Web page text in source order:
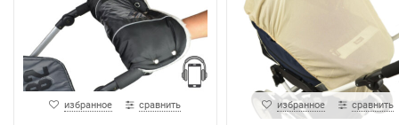
избранное сравнить избранное сравнить